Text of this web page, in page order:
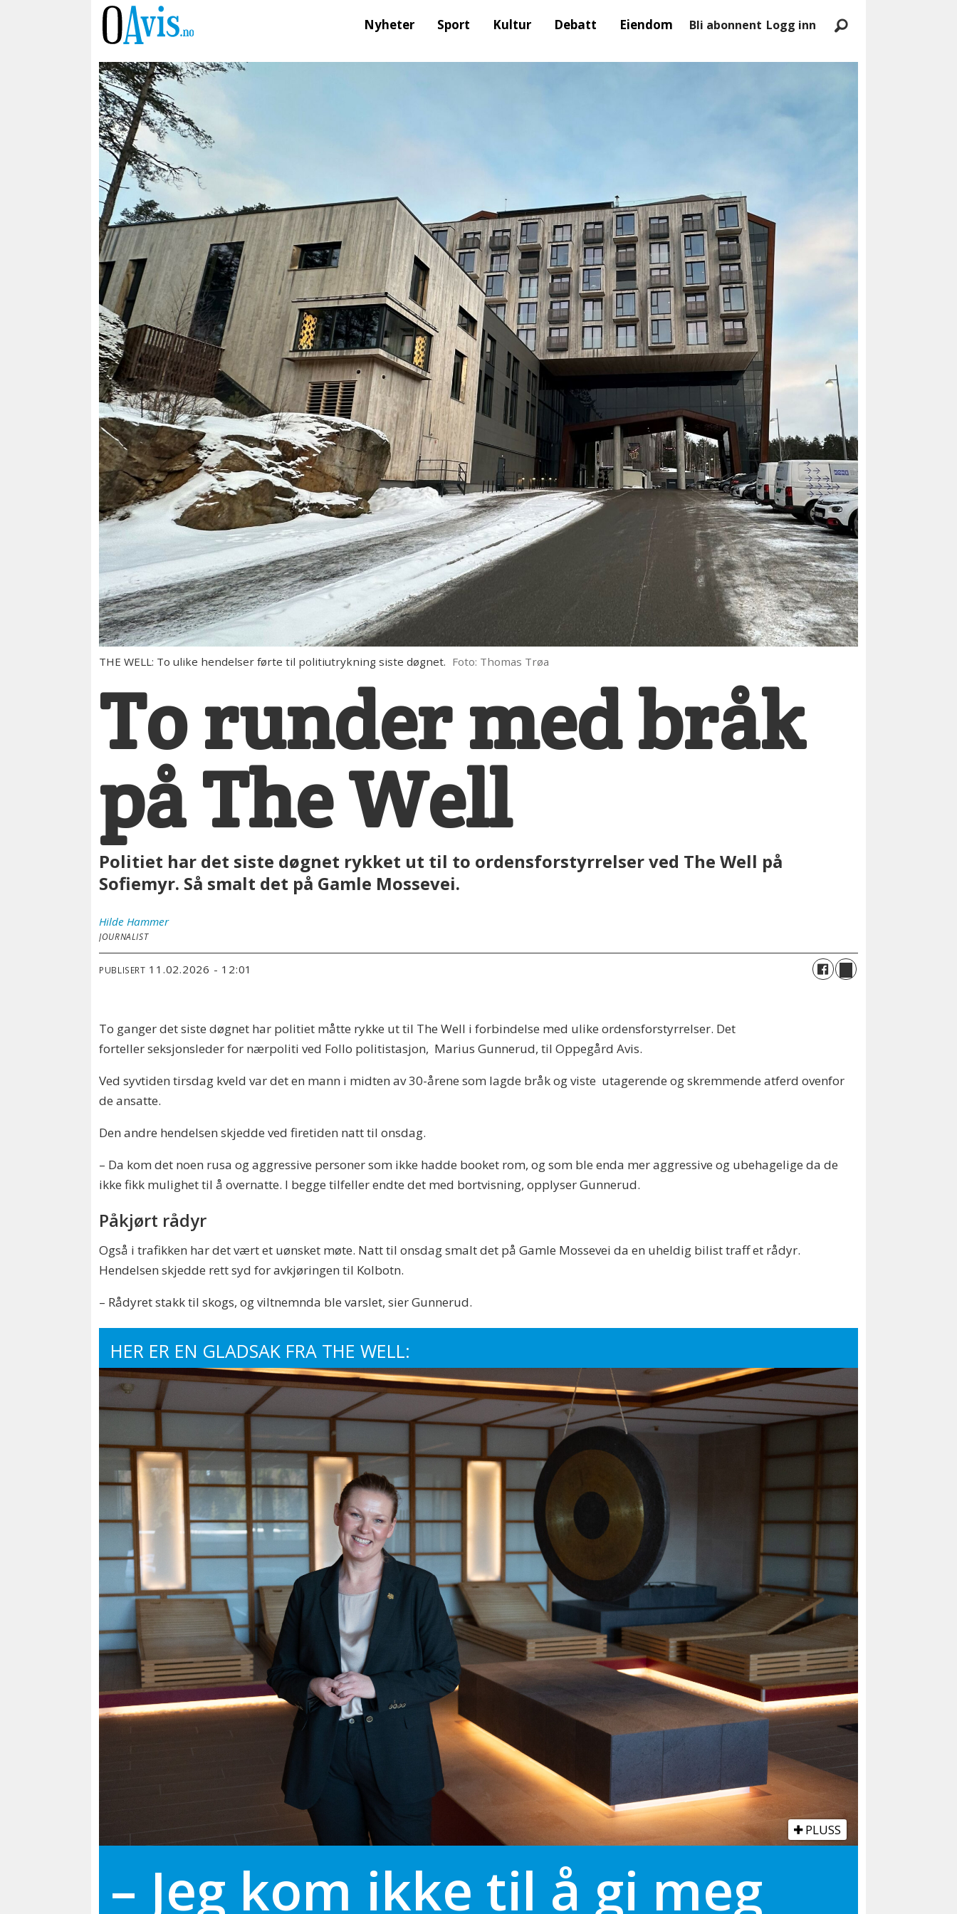
Nyheter Sport Kultur Debatt Eiendom Bli abonnent Logg inn
THE WELL: To ulike hendelser førte til politiutrykning siste døgnet. Foto: Thomas Trøa
To runder med bråk
på The Well
Politiet har det siste døgnet rykket ut til to ordensforstyrrelser ved The Well på
Sofiemyr. Så smalt det på Gamle Mossevei.
Hilde Hammer
JOURNALIST
PUBLISERT 11.02.2026 - 12:01
To ganger det siste døgnet har politiet måtte rykke ut til The Well i forbindelse med ulike ordensforstyrrelser. Det
forteller seksjonsleder for nærpoliti ved Follo politistasjon, Marius Gunnerud, til Oppegård Avis.
Ved syvtiden tirsdag kveld var det en mann i midten av 30-årene som lagde bråk og viste utagerende og skremmende atferd ovenfor
de ansatte.
Den andre hendelsen skjedde ved firetiden natt til onsdag.
– Da kom det noen rusa og aggressive personer som ikke hadde booket rom, og som ble enda mer aggressive og ubehagelige da de
ikke fikk mulighet til å overnatte. I begge tilfeller endte det med bortvisning, opplyser Gunnerud.
Påkjørt rådyr
Også i trafikken har det vært et uønsket møte. Natt til onsdag smalt det på Gamle Mossevei da en uheldig bilist traff et rådyr.
Hendelsen skjedde rett syd for avkjøringen til Kolbotn.
– Rådyret stakk til skogs, og viltnemnda ble varslet, sier Gunnerud.
HER ER EN GLADSAK FRA THE WELL:
PLUSS
– Jeg kom ikke til å gi meg